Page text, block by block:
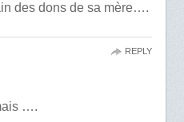
des dons de sa mère….
….
REPLY